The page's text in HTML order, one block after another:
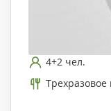
4+2 чел.